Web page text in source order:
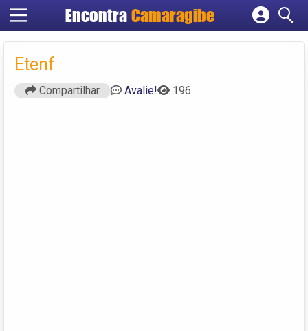
Encontra Camaragibe
Cadastrar empresa
Etenf
Compartilhar Avalie! 196